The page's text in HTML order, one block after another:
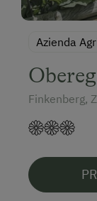
Azienda
Finkenberg,